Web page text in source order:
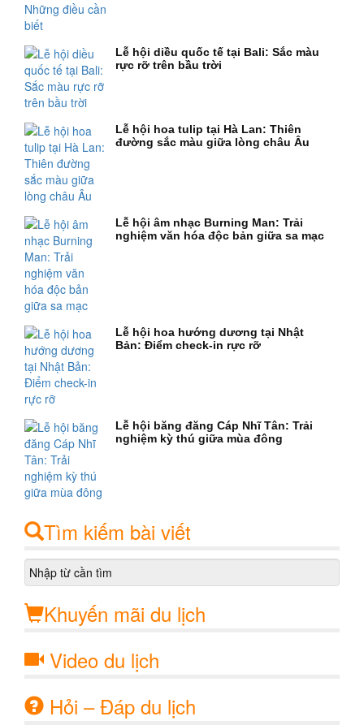
Lễ hội diều quốc tế tại Bali: Sắc màu
rực rỡ trên bầu trời
Lễ hội hoa tulip tại Hà Lan: Thiên
đường sắc màu giữa lòng châu Âu
Lễ hội âm nhạc Burning Man: Trải
nghiệm văn hóa độc bản giữa sa mạc
Lễ hội hoa hướng dương tại Nhật
Bản: Điểm check-in rực rỡ
Lễ hội băng đăng Cáp Nhĩ Tân: Trải
nghiệm kỳ thú giữa mùa đông
Tìm kiếm bài viết
Khuyến mãi du lịch
Video du lịch
Hỏi – Đáp du lịch